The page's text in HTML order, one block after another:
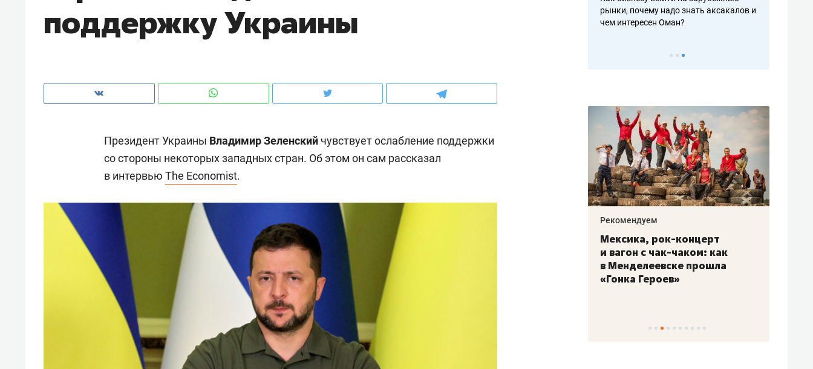
поддержку Украины
Президент Украины Владимир Зеленский чувствует ослабление поддержки
со стороны некоторых западных стран. Об этом он сам рассказал
в интервью The Economist.
рынки, почему надо знать аксакалов и
чем интересен Оман?
клиентах и чудных запросах мастеров
рынки, почему надо знать аксакалов и
чем интересен Оман?
Рекомендуем
Как ГК «МИР ГРУПП» и ВТБ
создают оазис жилого
комфорта под Казанью
150 камер до квартиры и Face
ID вместо ключа: какой будет
безопасность в ЖК «Нова»
Рекомендуем
Мексика, рок-концерт
и вагон с чак-чаком: как
в Менделеевске прошла
«Гонка Героев»